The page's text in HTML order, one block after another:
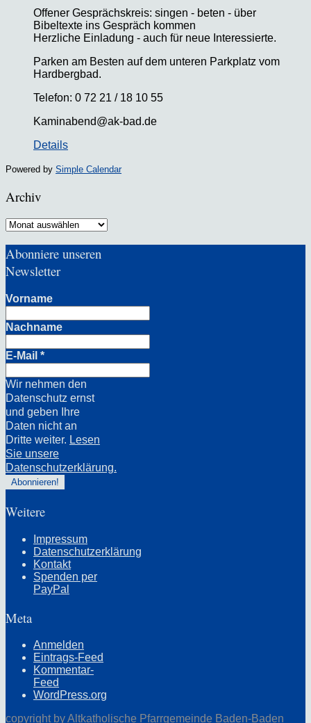
Offener Gesprächskreis: singen - beten - über
Bibeltexte ins Gespräch kommen
Herzliche Einladung - auch für neue Interessierte.
Parken am Besten auf dem unteren Parkplatz vom
Hardbergbad.
Telefon: 0 72 21 / 18 10 55
Kaminabend@ak-bad.de
Details
Powered by Simple Calendar
Archiv
Archiv
Abonniere unseren
Newsletter
Vorname
Nachname
E-Mail *
Wir nehmen den
Datenschutz ernst
und geben Ihre
Daten nicht an
Dritte weiter. Lesen
Sie unsere
Datenschutzerklärung.
Weitere
Impressum
Datenschutzerklärung
Kontakt
Spenden per
PayPal
Meta
Anmelden
Eintrags-Feed
Kommentar-
Feed
WordPress.org
copyright by Altkatholische Pfarrgemeinde Baden-Baden